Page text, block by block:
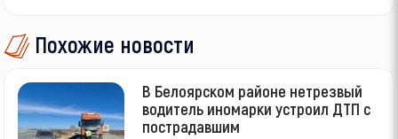
Похожие новости
В Белоярском районе нетрезвый
водитель иномарки устроил ДТП с
пострадавшим